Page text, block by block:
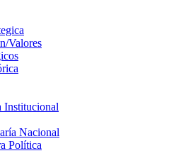
Valores
Institucional
Nacional
Política